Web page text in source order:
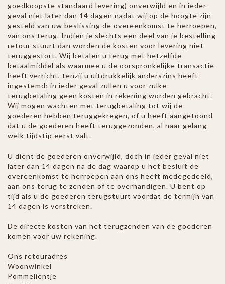
goedkoopste standaard levering) onverwijld en in ieder
geval niet later dan 14 dagen nadat wij op de hoogte zijn
gesteld van uw beslissing de overeenkomst te herroepen,
van ons terug. Indien je slechts een deel van je bestelling
retour stuurt dan worden de kosten voor levering niet
teruggestort. Wij betalen u terug met hetzelfde
betaalmiddel als waarmee u de oorspronkelijke transactie
heeft verricht, tenzij u uitdrukkelijk anderszins heeft
ingestemd; in ieder geval zullen u voor zulke
terugbetaling geen kosten in rekening worden gebracht.
Wij mogen wachten met terugbetaling tot wij de
goederen hebben teruggekregen, of u heeft aangetoond
dat u de goederen heeft teruggezonden, al naar gelang
welk tijdstip eerst valt.
U dient de goederen onverwijld, doch in ieder geval niet
later dan 14 dagen na de dag waarop u het besluit de
overeenkomst te herroepen aan ons heeft medegedeeld,
aan ons terug te zenden of te overhandigen. U bent op
tijd als u de goederen terugstuurt voordat de termijn van
14 dagen is verstreken.
De directe kosten van het terugzenden van de goederen
komen voor uw rekening.
Ons retouradres
Woonwinkel